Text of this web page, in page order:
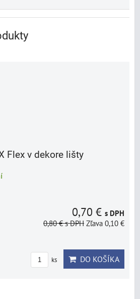
Flex v dekore lišty
0,70 € s DPH
0,80 €s DPH Zľava 0,10 €
ks DO KOŠÍKA